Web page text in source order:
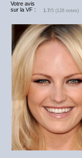
Votre avis
sur la VF :
1.7/5 (128 notes)